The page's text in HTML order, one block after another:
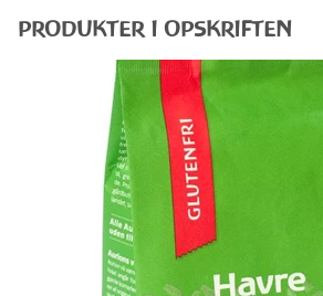
PRODUKTER I OPSKRIFTEN